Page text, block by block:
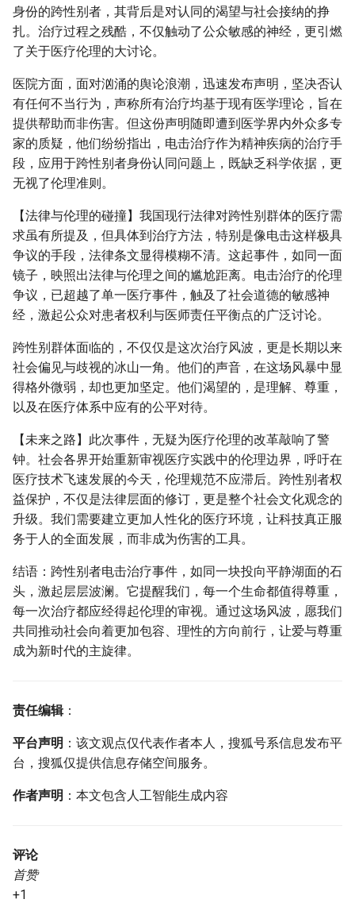
a
r
h
身份的跨性别者，其背后是对认同的渴望与社会接纳的挣
扎。治疗过程之残酷，不仅触动了公众敏感的神经，更引燃
了关于医疗伦理的大讨论。
医院方面，面对汹涌的舆论浪潮，迅速发布声明，坚决否认
有任何不当行为，声称所有治疗均基于现有医学理论，旨在
提供帮助而非伤害。但这份声明随即遭到医学界内外众多专
家的质疑，他们纷纷指出，电击治疗作为精神疾病的治疗手
段，应用于跨性别者身份认同问题上，既缺乏科学依据，更
无视了伦理准则。
【法律与伦理的碰撞】我国现行法律对跨性别群体的医疗需
求虽有所提及，但具体到治疗方法，特别是像电击这样极具
争议的手段，法律条文显得模糊不清。这起事件，如同一面
镜子，映照出法律与伦理之间的尴尬距离。电击治疗的伦理
争议，已超越了单一医疗事件，触及了社会道德的敏感神
经，激起公众对患者权利与医师责任平衡点的广泛讨论。
跨性别群体面临的，不仅仅是这次治疗风波，更是长期以来
社会偏见与歧视的冰山一角。他们的声音，在这场风暴中显
得格外微弱，却也更加坚定。他们渴望的，是理解、尊重，
以及在医疗体系中应有的公平对待。
【未来之路】此次事件，无疑为医疗伦理的改革敲响了警
钟。社会各界开始重新审视医疗实践中的伦理边界，呼吁在
医疗技术飞速发展的今天，伦理规范不应滞后。跨性别者权
益保护，不仅是法律层面的修订，更是整个社会文化观念的
升级。我们需要建立更加人性化的医疗环境，让科技真正服
务于人的全面发展，而非成为伤害的工具。
结语：跨性别者电击治疗事件，如同一块投向平静湖面的石
头，激起层层波澜。它提醒我们，每一个生命都值得尊重，
每一次治疗都应经得起伦理的审视。通过这场风波，愿我们
共同推动社会向着更加包容、理性的方向前行，让爱与尊重
成为新时代的主旋律。
责任编辑：
平台声明 ：该文观点仅代表作者本人，搜狐号系信息发布平
台，搜狐仅提供信息存储空间服务。
作者声明 ：本文包含人工智能生成内容
评论
首赞
+1